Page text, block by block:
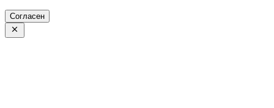
Согласен